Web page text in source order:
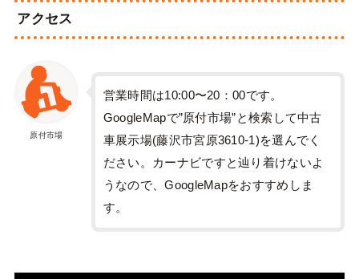
アクセス
原付市場
営業時間は10:00〜20：00です。
GoogleMapで”原付市場”と検索して中古
車展示場(藤沢市宮原3610-1)を選んでく
ださい。カーナビですと辿り着けないよ
うなので、GoogleMapをおすすめしま
す。